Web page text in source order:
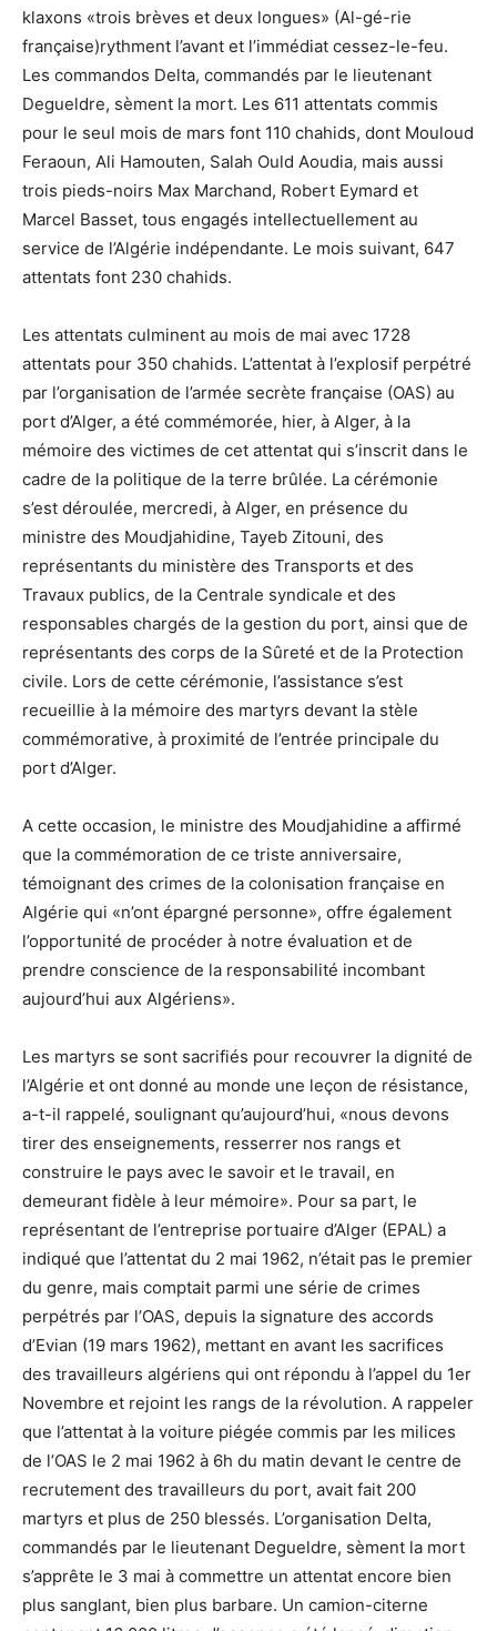
klaxons «trois brèves et deux longues» (Al-gé-rie
française)rythment l’avant et l’immédiat cessez-le-feu.
Les commandos Delta, commandés par le lieutenant
Degueldre, sèment la mort. Les 611 attentats commis
pour le seul mois de mars font 110 chahids, dont Mouloud
Feraoun, Ali Hamouten, Salah Ould Aoudia, mais aussi
trois pieds-noirs Max Marchand, Robert Eymard et
Marcel Basset, tous engagés intellectuellement au
service de l’Algérie indépendante. Le mois suivant, 647
attentats font 230 chahids.
Les attentats culminent au mois de mai avec 1728
attentats pour 350 chahids. L’attentat à l’explosif perpétré
par l’organisation de l’armée secrète française (OAS) au
port d’Alger, a été commémorée, hier, à Alger, à la
mémoire des victimes de cet attentat qui s’inscrit dans le
cadre de la politique de la terre brûlée. La cérémonie
s’est déroulée, mercredi, à Alger, en présence du
ministre des Moudjahidine, Tayeb Zitouni, des
représentants du ministère des Transports et des
Travaux publics, de la Centrale syndicale et des
responsables chargés de la gestion du port, ainsi que de
représentants des corps de la Sûreté et de la Protection
civile. Lors de cette cérémonie, l’assistance s’est
recueillie à la mémoire des martyrs devant la stèle
commémorative, à proximité de l’entrée principale du
port d’Alger.
A cette occasion, le ministre des Moudjahidine a affirmé
que la commémoration de ce triste anniversaire,
témoignant des crimes de la colonisation française en
Algérie qui «n’ont épargné personne», offre également
l’opportunité de procéder à notre évaluation et de
prendre conscience de la responsabilité incombant
aujourd’hui aux Algériens».
Les martyrs se sont sacrifiés pour recouvrer la dignité de
l’Algérie et ont donné au monde une leçon de résistance,
a-t-il rappelé, soulignant qu’aujourd’hui, «nous devons
tirer des enseignements, resserrer nos rangs et
construire le pays avec le savoir et le travail, en
demeurant fidèle à leur mémoire». Pour sa part, le
représentant de l’entreprise portuaire d’Alger (EPAL) a
indiqué que l’attentat du 2 mai 1962, n’était pas le premier
du genre, mais comptait parmi une série de crimes
perpétrés par l’OAS, depuis la signature des accords
d’Evian (19 mars 1962), mettant en avant les sacrifices
des travailleurs algériens qui ont répondu à l’appel du 1er
Novembre et rejoint les rangs de la révolution. A rappeler
que l’attentat à la voiture piégée commis par les milices
de l’OAS le 2 mai 1962 à 6h du matin devant le centre de
recrutement des travailleurs du port, avait fait 200
martyrs et plus de 250 blessés. L’organisation Delta,
commandés par le lieutenant Degueldre, sèment la mort
s’apprête le 3 mai à commettre un attentat encore bien
plus sanglant, bien plus barbare. Un camion-citerne